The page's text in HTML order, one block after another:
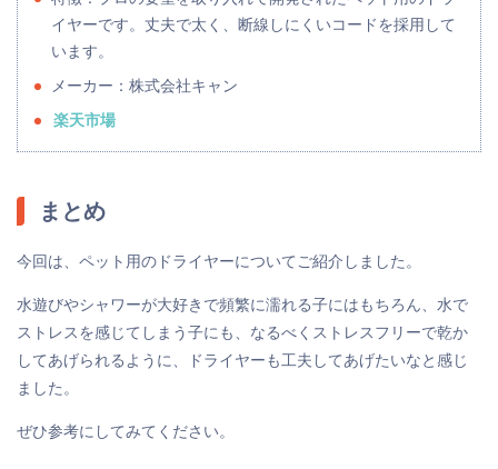
イヤーです。丈夫で太く、断線しにくいコードを採用して
います。
メーカー：株式会社キャン
楽天市場
まとめ
今回は、ペット用のドライヤーについてご紹介しました。
水遊びやシャワーが大好きで頻繁に濡れる子にはもちろん、水で
ストレスを感じてしまう子にも、なるべくストレスフリーで乾か
してあげられるように、ドライヤーも工夫してあげたいなと感じ
ました。
ぜひ参考にしてみてください。